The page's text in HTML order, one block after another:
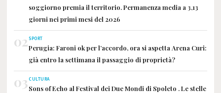
soggiorno premia il territorio. Permanenza media a 3,13
giorni nei primi mesi del 2026
02SPORT
Perugia: Faroni ok per l’accordo, ora si aspetta Arena Curi:
già entro la settimana il passaggio di proprietà?
03CULTURA
Sons of Echo al Festival dei Due Mondi di Spoleto . Le stelle